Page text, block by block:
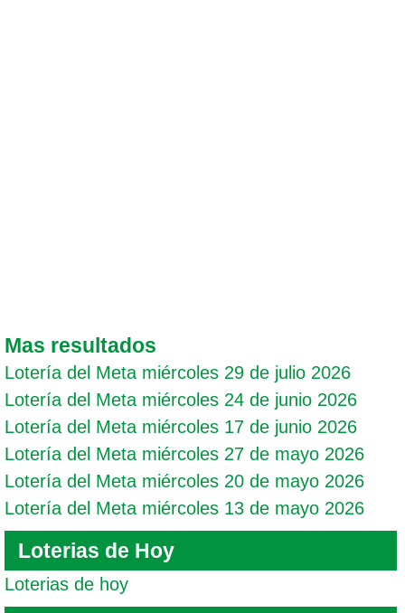
Mas resultados
Lotería del Meta miércoles 29 de julio 2026
Lotería del Meta miércoles 24 de junio 2026
Lotería del Meta miércoles 17 de junio 2026
Lotería del Meta miércoles 27 de mayo 2026
Lotería del Meta miércoles 20 de mayo 2026
Lotería del Meta miércoles 13 de mayo 2026
Loterias de Hoy
Loterias de hoy